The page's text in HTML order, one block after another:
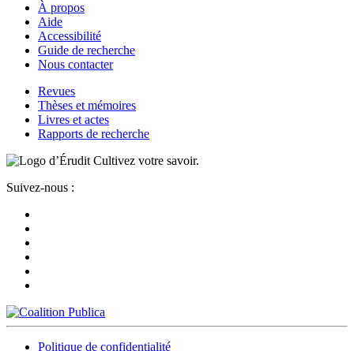
À propos
Aide
Accessibilité
Guide de recherche
Nous contacter
Revues
Thèses et mémoires
Livres et actes
Rapports de recherche
Cultivez votre savoir.
Suivez-nous :
Politique de confidentialité